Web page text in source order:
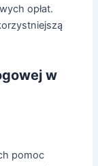
opłat.
w
pomoc